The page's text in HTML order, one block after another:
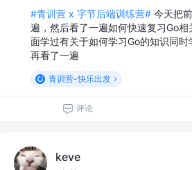
#青训营 x 字节后端训练营# 今天把
遍，然后看了一遍如何快速复习Go
面学过有关于如何学习Go的知识同
再看了一遍
青训营-快乐出发
评论
keve